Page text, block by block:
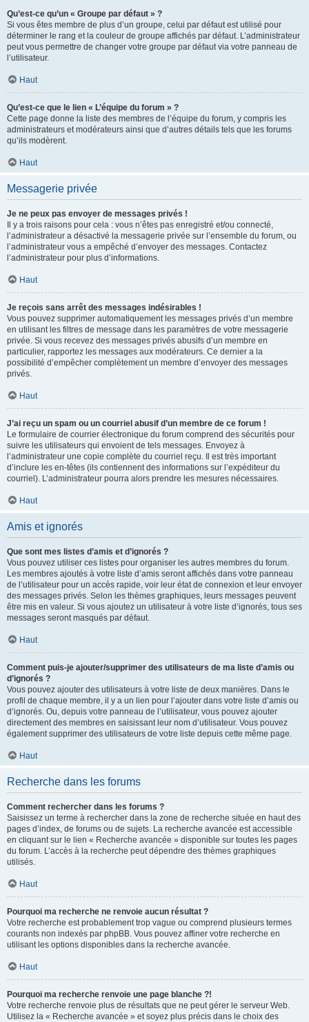
Qu’est-ce qu’un « Groupe par défaut » ?
Si vous êtes membre de plus d’un groupe, celui par défaut est utilisé pour
déterminer le rang et la couleur de groupe affichés par défaut. L’administrateur
peut vous permettre de changer votre groupe par défaut via votre panneau de
l’utilisateur.
Haut
Qu’est-ce que le lien « L’équipe du forum » ?
Cette page donne la liste des membres de l’équipe du forum, y compris les
administrateurs et modérateurs ainsi que d’autres détails tels que les forums
qu’ils modèrent.
Haut
Messagerie privée
Je ne peux pas envoyer de messages privés !
Il y a trois raisons pour cela : vous n’êtes pas enregistré et/ou connecté,
l’administrateur a désactivé la messagerie privée sur l’ensemble du forum, ou
l’administrateur vous a empêché d’envoyer des messages. Contactez
l’administrateur pour plus d’informations.
Haut
Je reçois sans arrêt des messages indésirables !
Vous pouvez supprimer automatiquement les messages privés d’un membre
en utilisant les filtres de message dans les paramètres de votre messagerie
privée. Si vous recevez des messages privés abusifs d’un membre en
particulier, rapportez les messages aux modérateurs. Ce dernier a la
possibilité d’empêcher complètement un membre d’envoyer des messages
privés.
Haut
J’ai reçu un spam ou un courriel abusif d’un membre de ce forum !
Le formulaire de courrier électronique du forum comprend des sécurités pour
suivre les utilisateurs qui envoient de tels messages. Envoyez à
l’administrateur une copie complète du courriel reçu. Il est très important
d’inclure les en-têtes (ils contiennent des informations sur l’expéditeur du
courriel). L’administrateur pourra alors prendre les mesures nécessaires.
Haut
Amis et ignorés
Que sont mes listes d’amis et d’ignorés ?
Vous pouvez utiliser ces listes pour organiser les autres membres du forum.
Les membres ajoutés à votre liste d’amis seront affichés dans votre panneau
de l’utilisateur pour un accès rapide, voir leur état de connexion et leur envoyer
des messages privés. Selon les thèmes graphiques, leurs messages peuvent
être mis en valeur. Si vous ajoutez un utilisateur à votre liste d’ignorés, tous ses
messages seront masqués par défaut.
Haut
Comment puis-je ajouter/supprimer des utilisateurs de ma liste d’amis ou
d’ignorés ?
Vous pouvez ajouter des utilisateurs à votre liste de deux manières. Dans le
profil de chaque membre, il y a un lien pour l’ajouter dans votre liste d’amis ou
d’ignorés. Ou, depuis votre panneau de l’utilisateur, vous pouvez ajouter
directement des membres en saisissant leur nom d’utilisateur. Vous pouvez
également supprimer des utilisateurs de votre liste depuis cette même page.
Haut
Recherche dans les forums
Comment rechercher dans les forums ?
Saisissez un terme à rechercher dans la zone de recherche située en haut des
pages d’index, de forums ou de sujets. La recherche avancée est accessible
en cliquant sur le lien « Recherche avancée » disponible sur toutes les pages
du forum. L’accès à la recherche peut dépendre des thèmes graphiques
utilisés.
Haut
Pourquoi ma recherche ne renvoie aucun résultat ?
Votre recherche est probablement trop vague ou comprend plusieurs termes
courants non indexés par phpBB. Vous pouvez affiner votre recherche en
utilisant les options disponibles dans la recherche avancée.
Haut
Pourquoi ma recherche renvoie une page blanche ?!
Votre recherche renvoie plus de résultats que ne peut gérer le serveur Web.
Utilisez la « Recherche avancée » et soyez plus précis dans le choix des